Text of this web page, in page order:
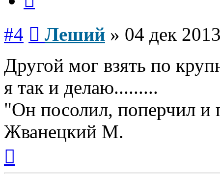
#4 Леший » 04 дек
Другой мог взять по
я так и делаю.........
"Он посолил, поперчил и
Жванецкий М.
началу